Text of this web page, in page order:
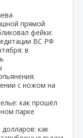
прямой
фейки:
ВС РФ
в
с ножом на
как прошёл
парке
как